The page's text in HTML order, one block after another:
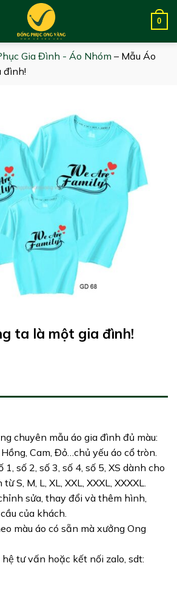
0
Gia Đình - Áo Nhóm – Mẫu Áo
đình!
ta là một gia đình!
chuyên mẫu áo gia đình đủ màu:
Cam, Đỏ…chủ yếu áo cổ tròn.
số 2, số 3, số 4, số 5, XS dành cho
S, M, L, XL, XXL, XXXL, XXXXL.
sửa, thay đổi và thêm hình,
của khách.
màu áo có sẵn mà xưởng Ong
tư vấn hoặc kết nối zalo, sdt: